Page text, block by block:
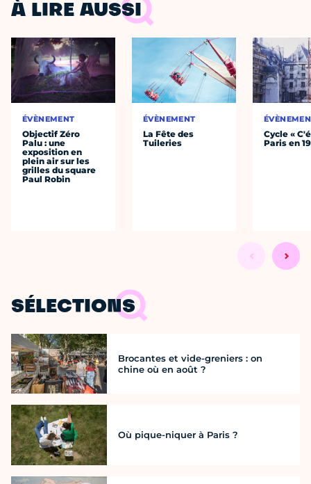
À LIRE AUSSI
ÉVÈNEMENT
Objectif Zéro
Palu : une
exposition en
plein air sur les
grilles du square
Paul Robin
ÉVÈNEMENT
La Fête des
Tuileries
Cycle «
Paris en
SÉLECTIONS
Brocantes et vide-greniers : on
chine où en août ?
Où pique-niquer à Paris ?